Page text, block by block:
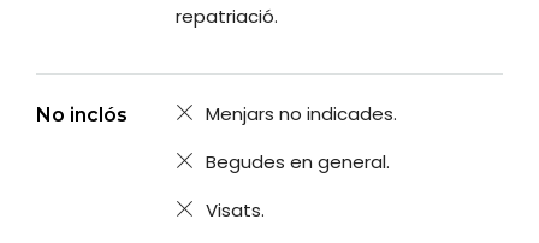
repatriació.
No inclós
Menjars no indicades.
Begudes en general.
Visats.